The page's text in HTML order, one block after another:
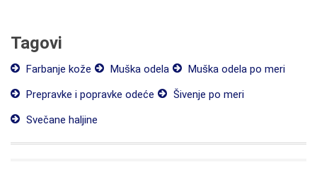
Tagovi
Farbanje kože Muška odela
Muška odela po meri
Prepravke i popravke odeće
Šivenje po meri
Svečane haljine